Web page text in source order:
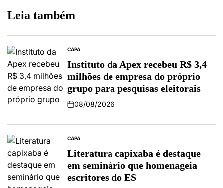
Leia também
CAPA
Instituto da Apex recebeu R$ 3,4
milhões de empresa do próprio
grupo para pesquisas eleitorais
08/08/2026
CAPA
Literatura capixaba é destaque
em seminário que homenageia
escritores do ES